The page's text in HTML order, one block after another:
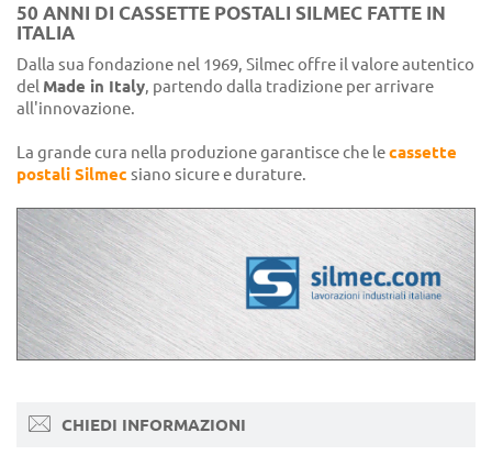
50 ANNI DI CASSETTE POSTALI SILMEC FATTE IN
ITALIA
Dalla sua fondazione nel 1969, Silmec offre il valore autentico
del Made in Italy, partendo dalla tradizione per arrivare
all'innovazione.
La grande cura nella produzione garantisce che lecassette
postali Silmec siano sicure e durature.
CHIEDI INFORMAZIONI